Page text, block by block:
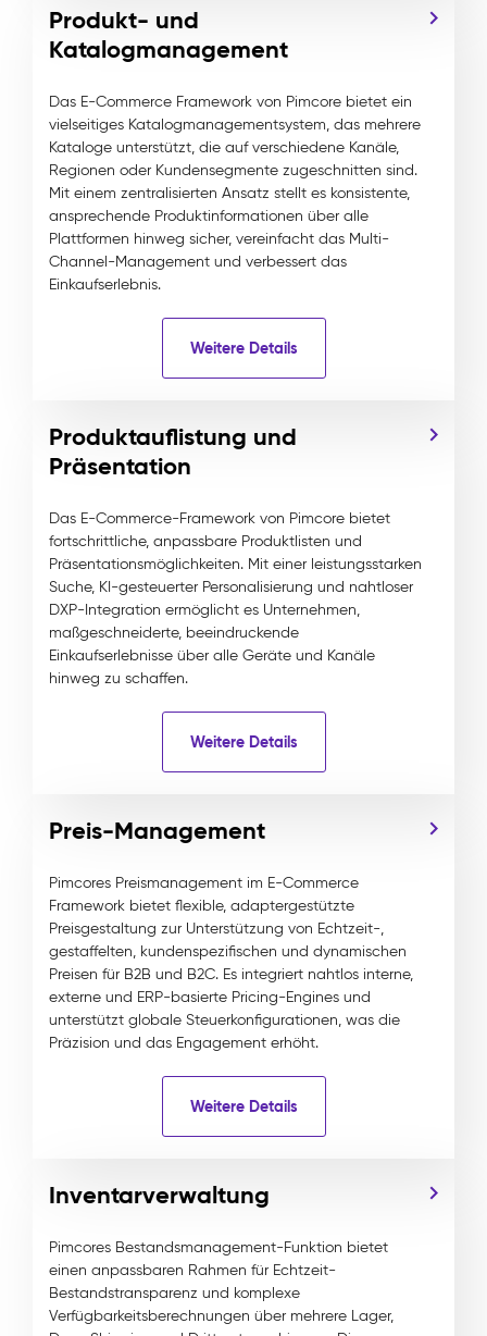
Produkt- und
Katalogmanagement
Das E-Commerce Framework von Pimcore bietet ein
vielseitiges Katalogmanagementsystem, das mehrere
Kataloge unterstützt, die auf verschiedene Kanäle,
Regionen oder Kundensegmente zugeschnitten sind.
Mit einem zentralisierten Ansatz stellt es konsistente,
ansprechende Produktinformationen über alle
Plattformen hinweg sicher, vereinfacht das Multi-
Channel-Management und verbessert das
Einkaufserlebnis.
Weitere Details
Produktauflistung und
Präsentation
Das E-Commerce-Framework von Pimcore bietet
fortschrittliche, anpassbare Produktlisten und
Präsentationsmöglichkeiten. Mit einer leistungsstarken
Suche, KI-gesteuerter Personalisierung und nahtloser
DXP-Integration ermöglicht es Unternehmen,
maßgeschneiderte, beeindruckende
Einkaufserlebnisse über alle Geräte und Kanäle
hinweg zu schaffen.
Weitere Details
Preis-Management
Pimcores Preismanagement im E-Commerce
Framework bietet flexible, adaptergestützte
Preisgestaltung zur Unterstützung von Echtzeit-,
gestaffelten, kundenspezifischen und dynamischen
Preisen für B2B und B2C. Es integriert nahtlos interne,
externe und ERP-basierte Pricing-Engines und
unterstützt globale Steuerkonfigurationen, was die
Präzision und das Engagement erhöht.
Weitere Details
Inventarverwaltung
Pimcores Bestandsmanagement-Funktion bietet
einen anpassbaren Rahmen für Echtzeit-
Bestandstransparenz und komplexe
Verfügbarkeitsberechnungen über mehrere Lager,